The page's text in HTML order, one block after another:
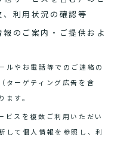
利用状況の確認等
のご案内・ご提供およ
ルやお電話等でのご連絡の
ターゲティング広告を含
ます。
ビスを複数ご利用いただい
して個人情報を参照し、利